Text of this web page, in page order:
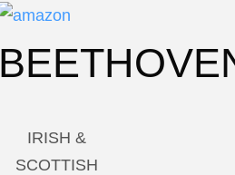
IRISH &
SCOTTISH